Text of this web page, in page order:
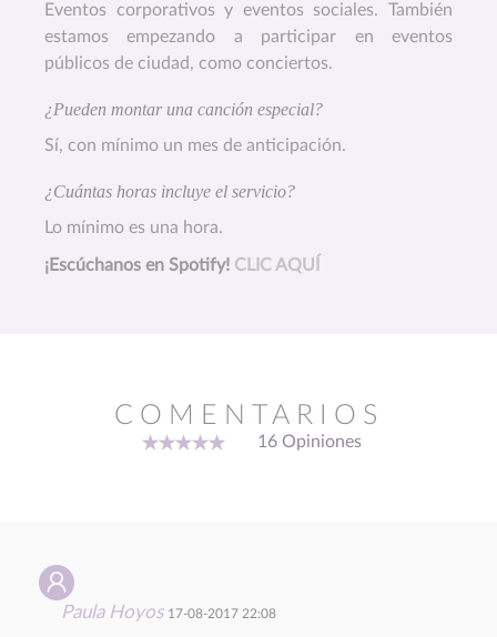
Eventos corporativos y eventos sociales. También
estamos empezando a participar en eventos
públicos de ciudad, como conciertos.
¿Pueden montar una canción especial?
Sí, con mínimo un mes de anticipación.
¿Cuántas horas incluye el servicio?
Lo mínimo es una hora.
¡Escúchanos en Spotify! CLIC AQUÍ
COMENTARIOS
16 Opiniones
Paula Hoyos 17-08-2017 22:08